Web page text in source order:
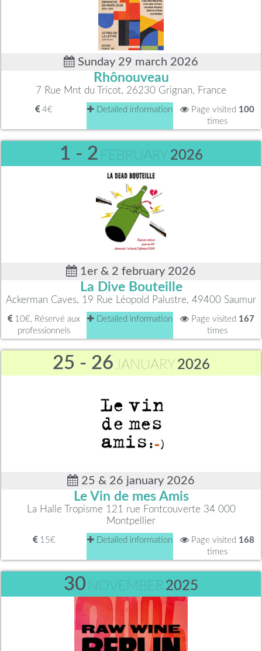
Sunday 29 march 2026
Rhônouveau
7 Rue Mnt du Tricot, 26230 Grignan, France
4€ Detailed information Page visited 100
times
1 - 2 FEBRUARY 2026
1er & 2 february 2026
La Dive Bouteille
Ackerman Caves, 19 Rue Léopold Palustre, 49400 Saumur
10€, Réservé aux
professionnels
Detailed information Page visited 167
times
25 - 26JANUARY 2026
25 & 26 january 2026
Le Vin de mes Amis
La Halle Tropisme 121 rue Fontcouverte 34 000
Montpellier
15€ Detailed information Page visited 168
times
30 NOVEMBER2025